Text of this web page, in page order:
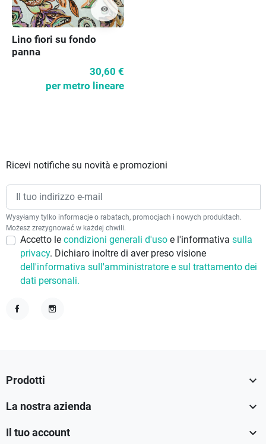
visibility
Lino fiori su fondo
panna
30,60 €
per metro lineare
Ricevi notifiche su novità e promozioni
Wysyłamy tylko informacje o rabatach, promocjach i nowych produktach.
Możesz zrezygnować w każdej chwili.
Accetto le condizioni generali d'uso e l'informativa sulla
privacy. Dichiaro inoltre di aver preso visione
dell'informativa sull'amministratore e sul trattamento dei
dati personali.
Prodotti 
La nostra azienda 
Il tuo account 